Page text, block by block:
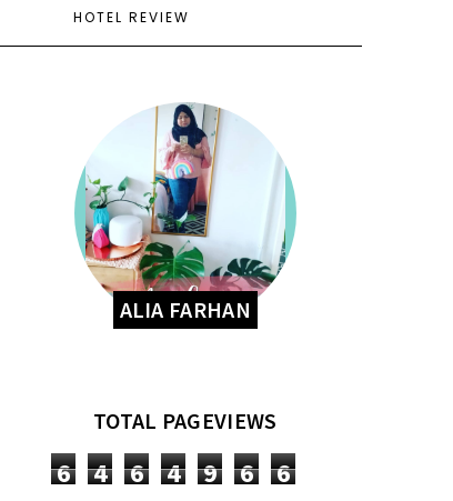
HOTEL REVIEW
ALIA FARHAN
TOTAL PAGEVIEWS
6 4 6 4 9 6 6